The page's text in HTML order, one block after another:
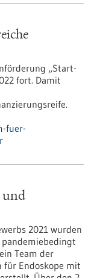
„Start-
fort. Damit
fuer-
und
2021 wurden
Team der
für Endoskope mit